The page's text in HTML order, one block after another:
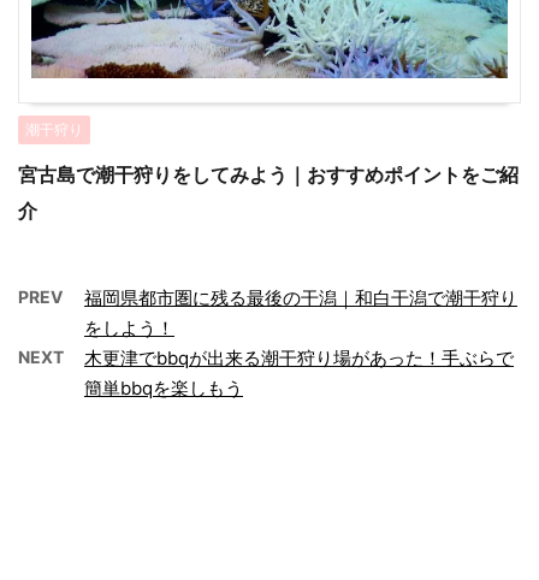
潮干狩り
宮古島で潮干狩りをしてみよう｜おすすめポイントをご紹
介
PREV
福岡県都市圏に残る最後の干潟｜和白干潟で潮干狩り
をしよう！
NEXT
木更津でbbqが出来る潮干狩り場があった！手ぶらで
簡単bbqを楽しもう